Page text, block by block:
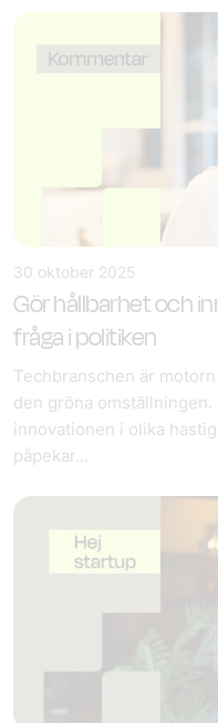
30 oktober 2025
Gör hållbarhet och
fråga i politiken
Techbranschen är
den gröna
innovationen i olika
påpekar…